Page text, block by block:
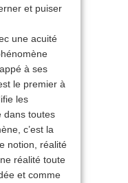
et puiser
une acuité
à ses
le premier à
les
dans toutes
c’est la
notion, réalité
réalité toute
et comme